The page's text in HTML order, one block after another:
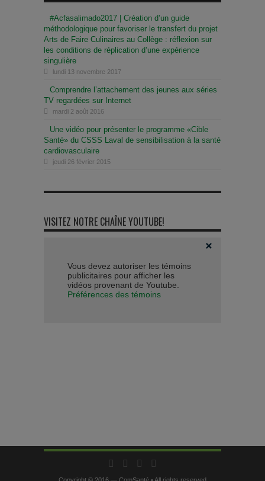
#Acfasalimado2017 | Création d’un guide
méthodologique pour favoriser le transfert du projet
Arts de Faire Culinaires au Collège : réflexion sur
les conditions de réplication d’une expérience
singulière
lundi 13 novembre 2017
Comprendre l’attachement des jeunes aux séries
TV regardées sur Internet
mardi 2 août 2016
Une vidéo pour présenter le programme «Cible
Santé» du CSSS Laval de sensibilisation à la santé
cardiovasculaire
jeudi 26 février 2015
VISITEZ NOTRE CHAÎNE YOUTUBE!
Vous devez autoriser les témoins
publicitaires pour afficher les
vidéos provenant de Youtube.
Préférences des témoins